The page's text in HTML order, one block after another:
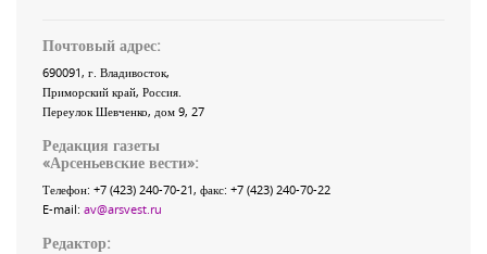
Почтовый адрес:
690091, г. Владивосток,
Приморский край, Россия
Переулок Шевченко, дом 9, 27
Редакция газеты
«Арсеньевские вести»:
Телефон: +7 (423) 240-70-21, факс: +7 (423) 240-70-22
E-mail: av@arsvest.ru
Редактор: